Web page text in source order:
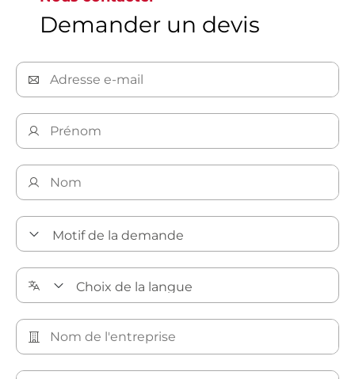
Demander un devis